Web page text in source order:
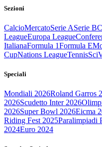
Sezioni
CalcioMercatoSerie ASerie B
LeagueEuropa League
ItalianaFormula 1Formula E
CupNations LeagueTennisSci
Speciali
Mondiali 2026Roland Garros
2026Scudetto Inter 2026
2026Super Bowl 2026Eicma
Riding Fest 2025Paralimpiadi
2024Euro 2024